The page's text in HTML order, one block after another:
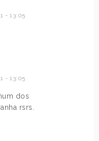
- 13:05
- 13:05
dos
rsrs.